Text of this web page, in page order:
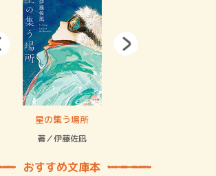
星の集う場所
著／伊藤佐凪
おすすめ文庫本